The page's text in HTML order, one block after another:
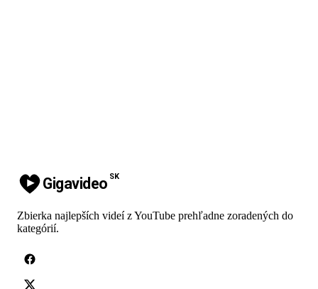
Gigavideo SK
Zbierka najlepších videí z YouTube prehľadne zoradených do
kategórií.